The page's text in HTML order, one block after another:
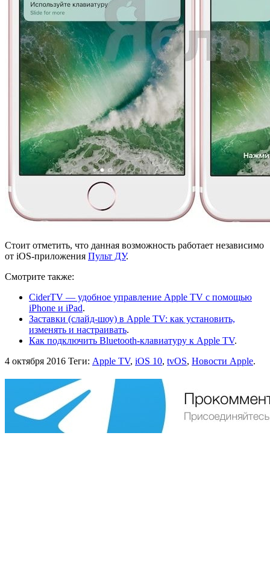
Стоит отметить, что данная возможность работает независимо
от iOS-приложения Пульт ДУ.
Смотрите также:
CiderTV — удобное управление Apple TV с помощью
iPhone и iPad.
Заставки (слайд-шоу) в Apple TV: как установить,
изменять и настраивать.
Как подключить Bluetooth-клавиатуру к Apple TV.
4 октября 2016 Теги: Apple TV, iOS 10, tvOS, Новости Apple.